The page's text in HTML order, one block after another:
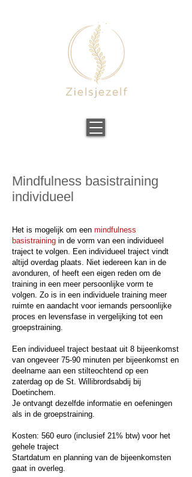
Mindfulness basistraining
individueel
Het is mogelijk om een mindfulness
basistraining in de vorm van een individueel
traject te volgen. Een individueel traject vindt
altijd overdag plaats. Niet iedereen kan in de
avonduren, of heeft een eigen reden om de
training in een meer persoonlijke vorm te
volgen. Zo is in een individuele training meer
ruimte en aandacht voor iemands persoonlijke
proces en levensfase in vergelijking tot een
groepstraining.
Een individueel traject bestaat uit 8 bijeenkomst
van ongeveer 75-90 minuten per bijeenkomst en
deelname aan een stilteochtend op een
zaterdag op de St. Willibrordsabdij bij
Doetinchem.
Je ontvangt dezelfde informatie en oefeningen
als in de groepstraining.
Kosten: 560 euro (inclusief 21% btw) voor het
gehele traject
Startdatum en planning van de bijeenkomsten
gaat in overleg.